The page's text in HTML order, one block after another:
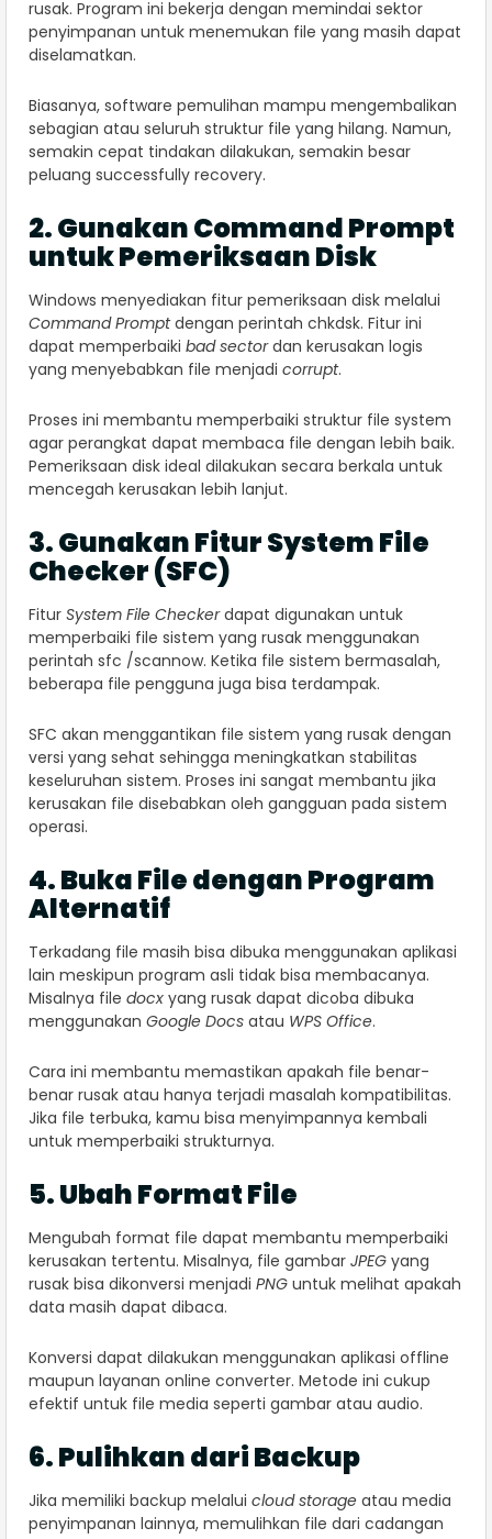
rusak. Program ini bekerja dengan memindai sektor
penyimpanan untuk menemukan file yang masih dapat
diselamatkan.
Biasanya, software pemulihan mampu mengembalikan
sebagian atau seluruh struktur file yang hilang. Namun,
semakin cepat tindakan dilakukan, semakin besar
peluang successfully recovery.
2. Gunakan Command Prompt
untuk Pemeriksaan Disk
Windows menyediakan fitur pemeriksaan disk melalui
Command Promptdengan perintah chkdsk. Fitur ini
dapat memperbaiki bad sectordan kerusakan logis
yang menyebabkan file menjadi corrupt.
Proses ini membantu memperbaiki struktur file system
agar perangkat dapat membaca file dengan lebih baik.
Pemeriksaan disk ideal dilakukan secara berkala untuk
mencegah kerusakan lebih lanjut.
3. Gunakan Fitur System File
Checker (SFC)
Fitur System File Checkerdapat digunakan untuk
memperbaiki file sistem yang rusak menggunakan
perintah sfc /scannow. Ketika file sistem bermasalah,
beberapa file pengguna juga bisa terdampak.
SFC akan menggantikan file sistem yang rusak dengan
versi yang sehat sehingga meningkatkan stabilitas
keseluruhan sistem. Proses ini sangat membantu jika
kerusakan file disebabkan oleh gangguan pada sistem
operasi.
4. Buka File dengan Program
Alternatif
Terkadang file masih bisa dibuka menggunakan aplikasi
lain meskipun program asli tidak bisa membacanya.
Misalnya file docx yang rusak dapat dicoba dibuka
menggunakan Google Docs atau WPS Office.
Cara ini membantu memastikan apakah file benar-
benar rusak atau hanya terjadi masalah kompatibilitas.
Jika file terbuka, kamu bisa menyimpannya kembali
untuk memperbaiki strukturnya.
5. Ubah Format File
Mengubah format file dapat membantu memperbaiki
kerusakan tertentu. Misalnya, file gambar JPEG yang
rusak bisa dikonversi menjadi PNG untuk melihat apakah
data masih dapat dibaca.
Konversi dapat dilakukan menggunakan aplikasi offline
maupun layanan online converter. Metode ini cukup
efektif untuk file media seperti gambar atau audio.
6. Pulihkan dari Backup
Jika memiliki backup melalui cloud storage atau media
penyimpanan lainnya, memulihkan file dari cadangan